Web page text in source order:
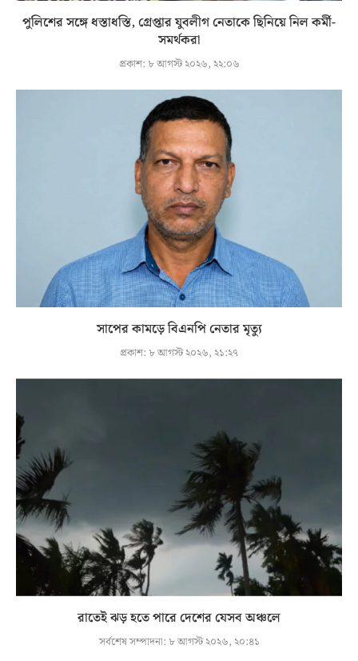
পুলিশের সঙ্গে ধস্তাধস্তি, গ্রেপ্তার যুবলীগ নেতাকে ছিনিয়ে নিল কর্মী-
সমর্থকরা
প্রকাশ: ৮ আগস্ট ২০২৬, ২২:০৬
সাপের কামড়ে বিএনপি নেতার মৃত্যু
প্রকাশ: ৮ আগস্ট ২০২৬, ২১:২৭
রাতেই ঝড় হতে পারে দেশের যেসব অঞ্চলে
সর্বশেষ সম্পাদনা: ৮ আগস্ট ২০২৬, ২০:৪১